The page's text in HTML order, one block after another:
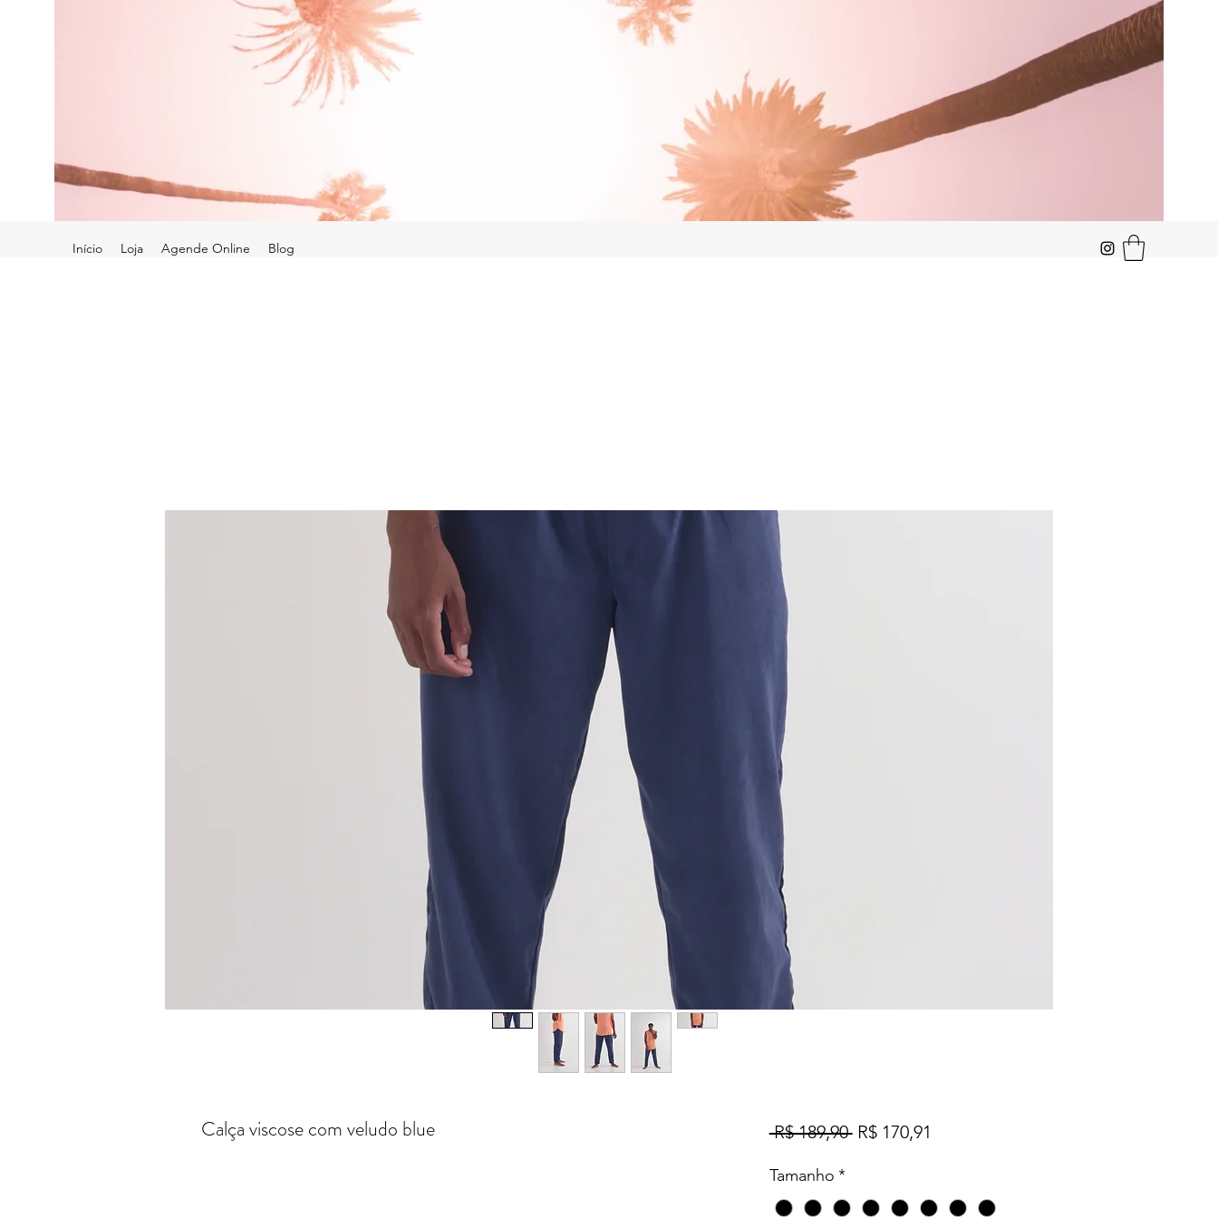
Início Loja Agende Online Blog
Calça viscose com veludo blue R$ 189,90 Preço
R$ 170,91
Tamanho *